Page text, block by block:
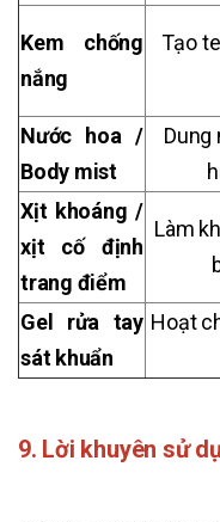
Kem chống
nắng
Tạo
Nước hoa /
Body mist
Dung
Xịt khoáng /
xịt cố định
trang điểm
Làm
Gel rửa tay
sát khuẩn
Hoạt
9. Lời khuyên sử